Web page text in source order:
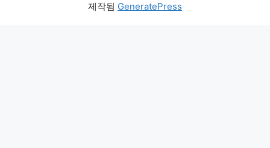
제작됨 GeneratePress